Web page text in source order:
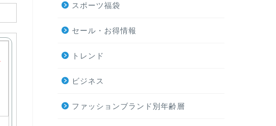
スポーツ福袋
セール・お得情報
トレンド
ビジネス
ファッションブランド別年齢層